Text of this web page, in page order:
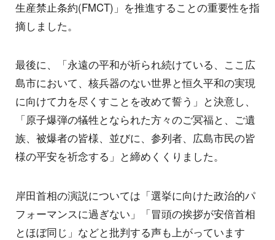
生産禁止条約(FMCT)」を推進することの重要性を指
摘しました。
最後に、「永遠の平和が祈られ続けている、ここ広
島市において、核兵器のない世界と恒久平和の実現
に向けて力を尽くすことを改めて誓う」と決意し、
「原子爆弾の犠牲となられた方々のご冥福と、ご遺
族、被爆者の皆様、並びに、参列者、広島市民の皆
様の平安を祈念する」と締めくくりました。
岸田首相の演説については「選挙に向けた政治的パ
フォーマンスに過ぎない」「冒頭の挨拶が安倍首相
とほぼ同じ」などと批判する声も上がっています